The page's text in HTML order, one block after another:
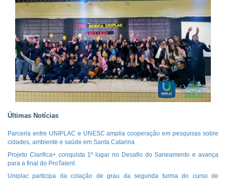
Últimas Notícias
Parceria entre UNIPLAC e UNESC amplia cooperação em pesquisas sobre
cidades, ambiente e saúde em Santa Catarina
Projeto Clarifica+ conquista 1º lugar no Desafio do Saneamento e avança
para a final do ProTalent
Uniplac participa da colação de grau da segunda turma do curso de